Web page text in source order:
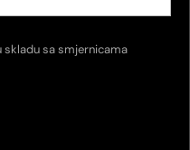
sa smjernicama